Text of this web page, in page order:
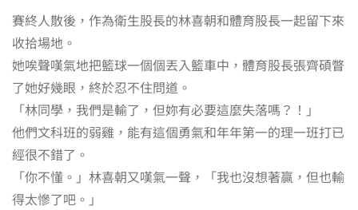
賽終人散後，作為衛生股長的林喜朝和體育股長一起留下來
收拾場地。
她唉聲嘆氣地把籃球一個個丟入籃車中，體育股長張齊碩瞥
了她好幾眼，終於忍不住問道。
「林同學，我們是輸了，但妳有必要這麼失落嗎？！」
他們文科班的弱雞，能有這個勇氣和年年第一的理一班打已
經很不錯了。
「你不懂。」林喜朝又嘆氣一聲，「我也沒想著贏，但也輸
得太慘了吧。」